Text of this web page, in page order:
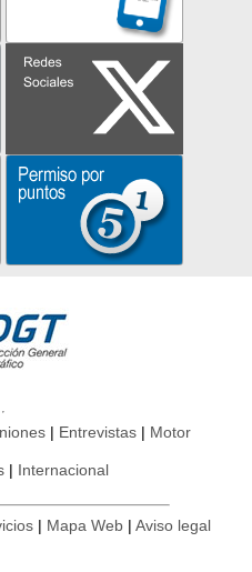
Entrevistas Motor
Internacional
Mapa Web Aviso legal